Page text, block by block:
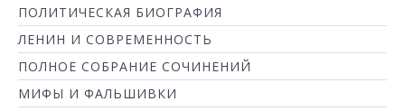
ПОЛИТИЧЕСКАЯ БИОГРАФИЯ
ЛЕНИН И СОВРЕМЕННОСТЬ
ПОЛНОЕ СОБРАНИЕ СОЧИНЕНИЙ
МИФЫ И ФАЛЬШИВКИ